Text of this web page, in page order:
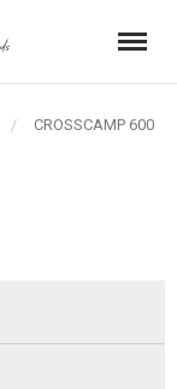
Menu
Pagina
CROSSCAMP 600